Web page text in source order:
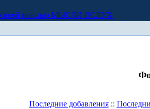
МЫСЛИ ВСЛУХ
Последние добавления::